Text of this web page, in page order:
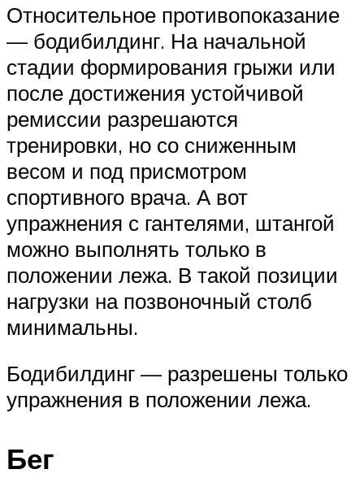
Относительное противопоказание
— бодибилдинг. На начальной
стадии формирования грыжи или
после достижения устойчивой
ремиссии разрешаются
тренировки, но со сниженным
весом и под присмотром
спортивного врача. А вот
упражнения с гантелями, штангой
можно выполнять только в
положении лежа. В такой позиции
нагрузки на позвоночный столб
минимальны.
Бодибилдинг — разрешены только
упражнения в положении лежа.
Бег